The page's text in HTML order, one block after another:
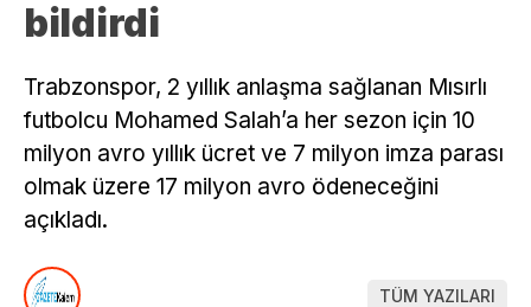
bildirdi
Trabzonspor, 2 yıllık anlaşma sağlanan Mısırlı
futbolcu Mohamed Salah’a her sezon için 10
milyon avro yıllık ücret ve 7 milyon imza parası
olmak üzere 17 milyon avro ödeneceğini
açıkladı.
TÜM YAZILARI